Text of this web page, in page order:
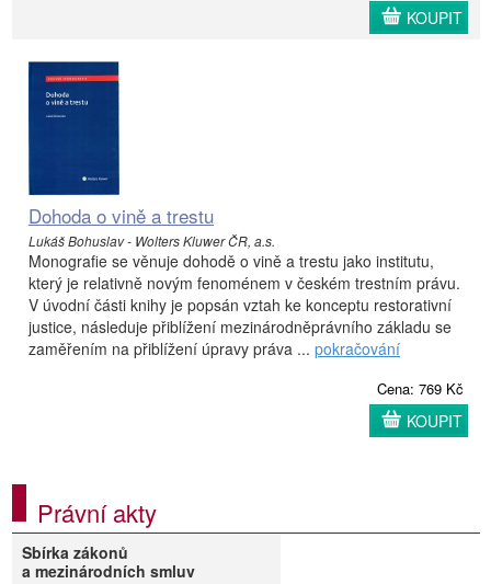
KOUPIT
Dohoda o vině a trestu
Lukáš Bohuslav - Wolters Kluwer ČR, a.s.
Monografie se věnuje dohodě o vině a trestu jako institutu,
který je relativně novým fenoménem v českém trestním právu.
V úvodní části knihy je popsán vztah ke konceptu restorativní
justice, následuje přiblížení mezinárodněprávního základu se
zaměřením na přiblížení úpravy práva ... pokračování
Cena: 769 Kč
KOUPIT
Právní akty
Sbírka zákonů
a mezinárodních smluv